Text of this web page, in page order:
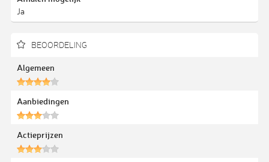
Ja
BEOORDELING
Algemeen
Aanbiedingen
Actieprijzen